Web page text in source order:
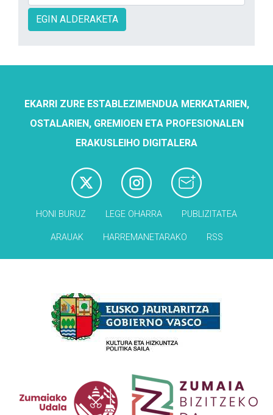
EGIN ALDERAKETA
EKARRI ZURE ESTABLEZIMENDUA MERKATARIEN,
OSTALARIEN, GREMIOEN ETA PROFESIONALEN
ERAKUSLEIHO DIGITALERA
HONI BURUZ LEGE OHARRA PUBLIZITATEA
ARAUAK HARREMANETARAKO RSS